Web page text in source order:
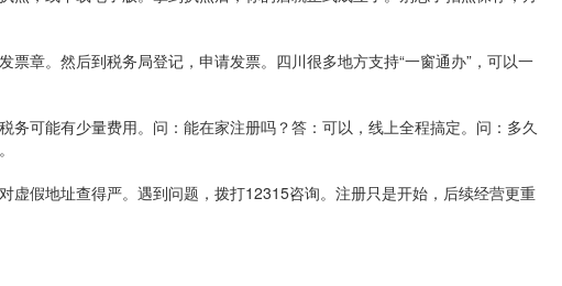
票章。然后到税务局登记，申请发票。四川很多地方支持“一窗通办”，可以一
务可能有少量费用。问：能在家注册吗？答：可以，线上全程搞定。问：多久
虚假地址查得严。遇到问题，拨打12315咨询。注册只是开始，后续经营更重